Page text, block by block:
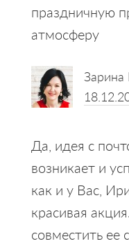
праздничную
атмосферу
Зарина
Да, идея с
возникает и
как и у Вас,
красивая
совместить ее